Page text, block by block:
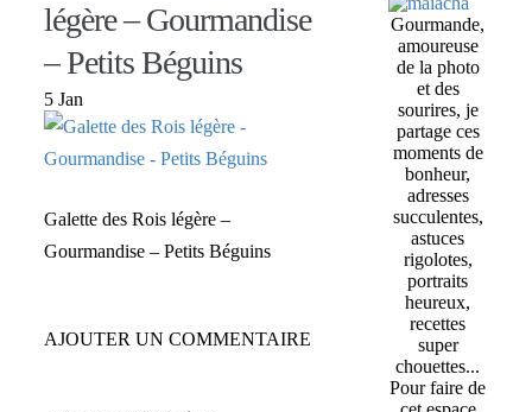
légère – Gourmandise
– Petits Béguins
5 Jan
Galette des Rois légère –
Gourmandise – Petits Béguins
AJOUTER UN COMMENTAIRE
Gourmande,
amoureuse
de la photo
et des
sourires, je
partage ces
moments de
bonheur,
adresses
succulentes,
astuces
rigolotes,
portraits
heureux,
recettes
super
chouettes...
Pour faire de